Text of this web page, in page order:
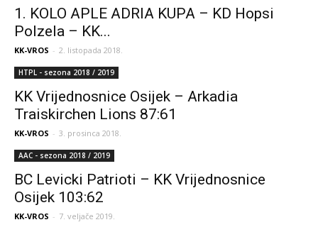
1. KOLO APLE ADRIA KUPA – KD Hopsi
Polzela – KK...
KK-VROS - 2. listopada 2018.
HTPL - sezona 2018 / 2019
KK Vrijednosnice Osijek – Arkadia
Traiskirchen Lions 87:61
KK-VROS - 3. prosinca 2018.
AAC - sezona 2018 / 2019
BC Levicki Patrioti – KK Vrijednosnice
Osijek 103:62
KK-VROS - 7. veljače 2019.